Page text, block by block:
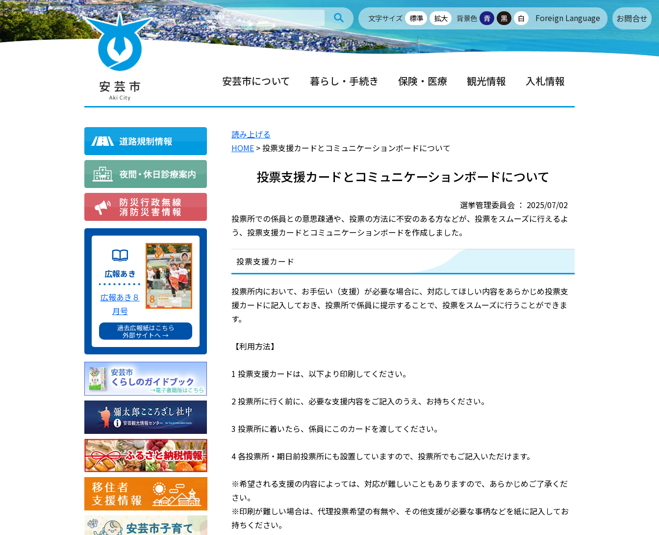
文字サイズ 標準 拡大 背景色 青 黒 白 Foreign Language お問合せ
安芸市について 暮らし・手続き 保険・医療 観光情報 入札情報
読み上げる
HOME > 投票支援カードとコミュニケーションボードについて
投票支援カードとコミュニケーションボードについて
選挙管理委員会 ： 2025/07/02
投票所での係員との意思疎通や、投票の方法に不安のある方などが、投票をスムーズに行えるよ
う、投票支援カードとコミュニケーションボードを作成しました。
投票支援カード
投票所内において、お手伝い（支援）が必要な場合に、対応してほしい内容をあらかじめ投票支
援カードに記入しておき、投票所で係員に提示することで、投票をスムーズに行うことができま
す。
【利用方法】
1 投票支援カードは、以下より印刷してください。
2 投票所に行く前に、必要な支援内容をご記入のうえ、お持ちください。
3 投票所に着いたら、係員にこのカードを渡してください。
4 各投票所・期日前投票所にも設置していますので、投票所でもご記入いただけます。
※希望される支援の内容によっては、対応が難しいこともありますので、あらかじめご了承くだ
さい。
※印刷が難しい場合は、代理投票希望の有無や、その他支援が必要な事柄などを紙に記入してお
持ちください。
広報あき
広報あき８
月号
過去広報紙はこちら
外部サイトへ →